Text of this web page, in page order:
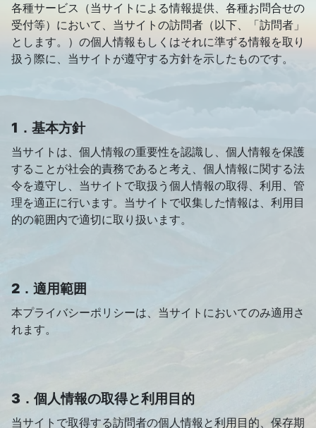
各種サービス（当サイトによる情報提供、各種お問合せの
受付等）において、当サイトの訪問者（以下、「訪問者」
とします。）の個人情報もしくはそれに準ずる情報を取り
扱う際に、当サイトが遵守する方針を示したものです。
1．基本方針
当サイトは、個人情報の重要性を認識し、個人情報を保護
することが社会的責務であると考え、個人情報に関する法
令を遵守し、当サイトで取扱う個人情報の取得、利用、管
理を適正に行います。当サイトで収集した情報は、利用目
的の範囲内で適切に取り扱います。
2．適用範囲
本プライバシーポリシーは、当サイトにおいてのみ適用さ
れます。
3．個人情報の取得と利用目的
当サイトで取得する訪問者の個人情報と利用目的、保存期